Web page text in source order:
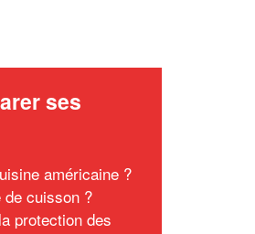
ses
américaine ?
de cuisson ?
protection des